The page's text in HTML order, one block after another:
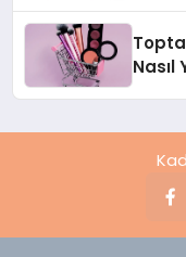
Nasıl